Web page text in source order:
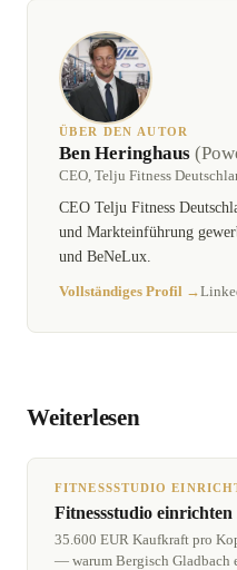
ÜBER DEN AUTOR
Ben Heringhaus
CEO, Telju Fitness
CEO Telju Fitness
und Markteinführung
und BeNeLux.
Vollständiges Profil →
Weiterlesen
FITNESSSTUDIO
Fitnessstudio
35.600 EUR Kaufkraft pro
— warum Bergisch Gladbach